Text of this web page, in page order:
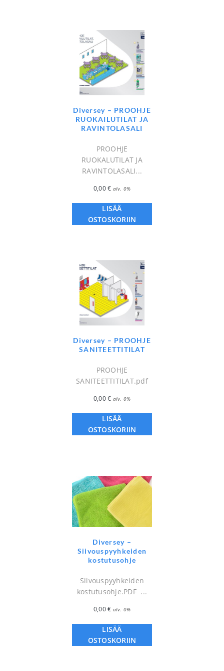
Diversey – PROOHJE
RUOKAILUTILAT JA
RAVINTOLASALI
PROOHJE
RUOKALUTILAT JA
RAVINTOLASALI...
0,00€ alv. 0%
LISÄÄ
OSTOSKORIIN
Diversey – PROOHJE
SANITEETTITILAT
PROOHJE
SANITEETTITILAT.pdf
0,00€ alv. 0%
LISÄÄ
OSTOSKORIIN
Diversey –
Siivouspyyhkeiden
kostutusohje
Siivouspyyhkeiden
kostutusohje.PDF ...
0,00€ alv. 0%
LISÄÄ
OSTOSKORIIN